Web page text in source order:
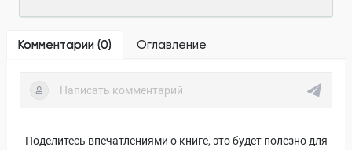
Комментарии (0) Оглавление
Поделитесь впечатлениями о книге, это будет полезно для